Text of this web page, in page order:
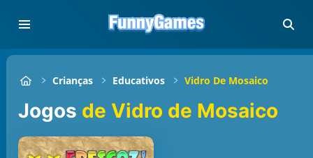
Crianças Educativos Vidro De Mosaico
Jogos de Vidro de Mosaico